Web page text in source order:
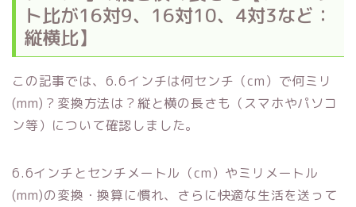
ト比が16対9、16対10、4対3など：
縦横比】
この記事では、6.6インチは何センチ（cm）で何ミリ
(mm)？変換方法は？縦と横の長さも（スマホやパソコ
ン等）について確認しました。
6.6インチとセンチメートル（cm）やミリメートル
(mm)の変換・換算に慣れ、さらに快適な生活を送って